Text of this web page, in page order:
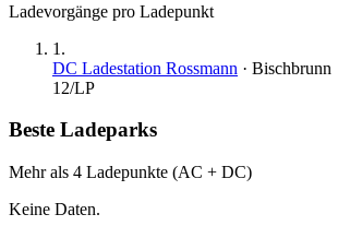
Ladevorgänge pro Ladepunkt
1 .
DC Ladestation Rossmann · Bischbrunn
12/LP
Beste Ladeparks
Mehr als 4 Ladepunkte (AC + DC)
Keine Daten.